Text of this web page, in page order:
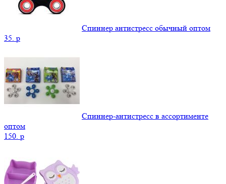
Спиннер антистресс обычный оптом
35. p
Спиннер-антистресс в ассортименте
оптом
150. p